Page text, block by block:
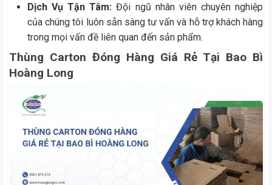
Dịch Vụ Tận Tâm: Đội ngũ nhân viên chuyên nghiệp
của chúng tôi luôn sẵn sàng tư vấn và hỗ trợ khách hàng
trong mọi vấn đề liên quan đến sản phẩm.
Thùng Carton Đóng Hàng Giá Rẻ Tại Bao Bì
Hoàng Long